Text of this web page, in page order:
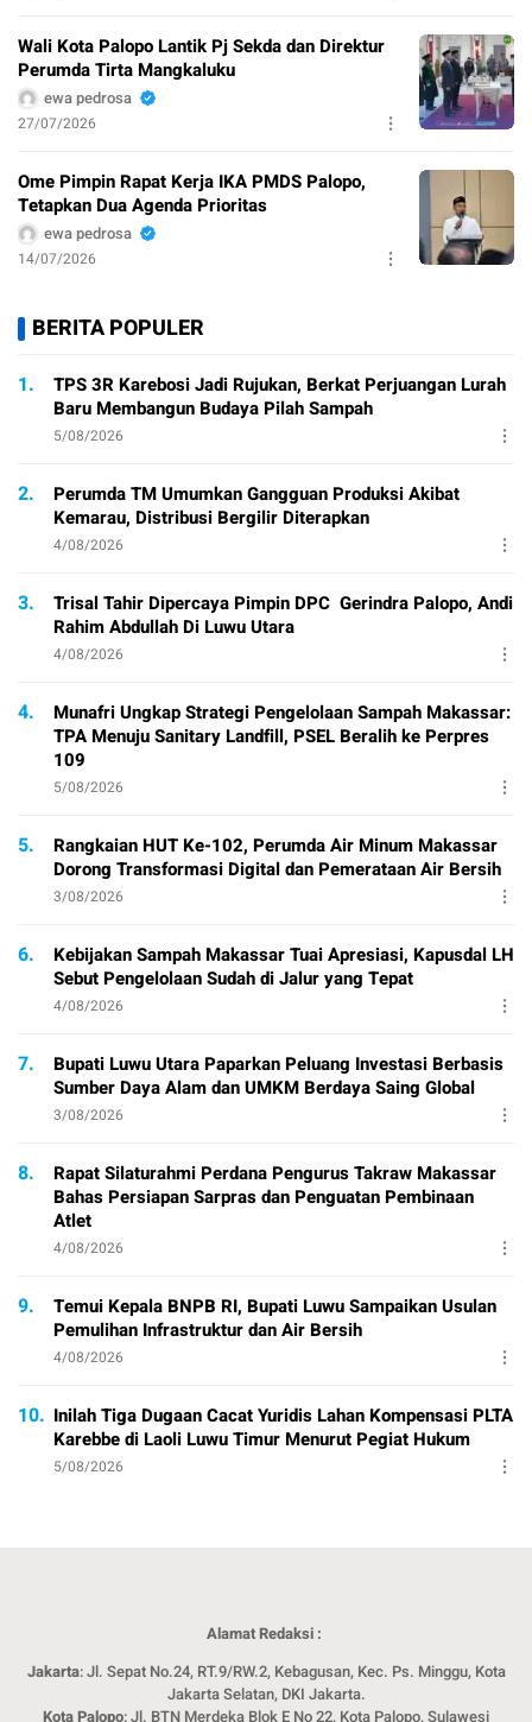
Wali Kota Palopo Lantik Pj Sekda dan Direktur
Perumda Tirta Mangkaluku
ewa pedrosa
27/07/2026
Ome Pimpin Rapat Kerja IKA PMDS Palopo,
Tetapkan Dua Agenda Prioritas
ewa pedrosa
14/07/2026
BERITA POPULER
1.
TPS 3R Karebosi Jadi Rujukan, Berkat Perjuangan Lurah
Baru Membangun Budaya Pilah Sampah
5/08/2026
2.
Perumda TM Umumkan Gangguan Produksi Akibat
Kemarau, Distribusi Bergilir Diterapkan
4/08/2026
3.
Trisal Tahir Dipercaya Pimpin DPC Gerindra Palopo, Andi
Rahim Abdullah Di Luwu Utara
4/08/2026
4.
Munafri Ungkap Strategi Pengelolaan Sampah Makassar:
TPA Menuju Sanitary Landfill, PSEL Beralih ke Perpres
109
5/08/2026
5.
Rangkaian HUT Ke-102, Perumda Air Minum Makassar
Dorong Transformasi Digital dan Pemerataan Air Bersih
3/08/2026
6.
Kebijakan Sampah Makassar Tuai Apresiasi, Kapusdal LH
Sebut Pengelolaan Sudah di Jalur yang Tepat
4/08/2026
7.
Bupati Luwu Utara Paparkan Peluang Investasi Berbasis
Sumber Daya Alam dan UMKM Berdaya Saing Global
3/08/2026
8.
Rapat Silaturahmi Perdana Pengurus Takraw Makassar
Bahas Persiapan Sarpras dan Penguatan Pembinaan
Atlet
4/08/2026
9.
Temui Kepala BNPB RI, Bupati Luwu Sampaikan Usulan
Pemulihan Infrastruktur dan Air Bersih
4/08/2026
10. Inilah Tiga Dugaan Cacat Yuridis Lahan Kompensasi PLTA
Karebbe di Laoli Luwu Timur Menurut Pegiat Hukum
5/08/2026
Alamat Redaksi :
Jakarta: Jl. Sepat No.24, RT.9/RW.2, Kebagusan, Kec. Ps. Minggu, Kota
Jakarta Selatan, DKI Jakarta.
Kota Palopo: Jl. BTN Merdeka Blok E No 22, Kota Palopo, Sulawesi